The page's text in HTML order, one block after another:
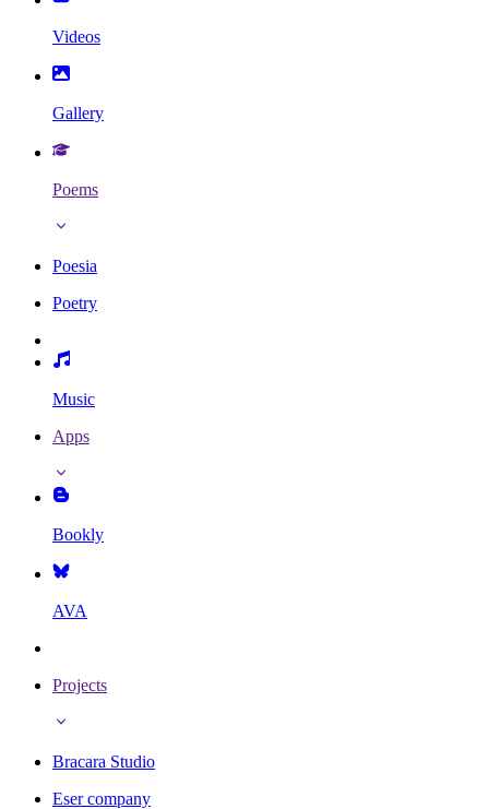
Videos
Gallery
Poems
Poesia
Poetry
Music
Apps
Bookly
AVA
Projects
Bracara Studio
Eser company